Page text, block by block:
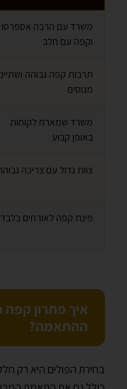
משרד עם הרבה אספרסו
וקפה עם חלב
תרבות קפה גבוהה
מנוסים
משרד שמארח לקוחות
באופן קבוע
צוות גדול עם צריכה
פינת קפה לאורחים בלבד
איך פתרון
ההתאמה?
בחירת הפולים היא רק